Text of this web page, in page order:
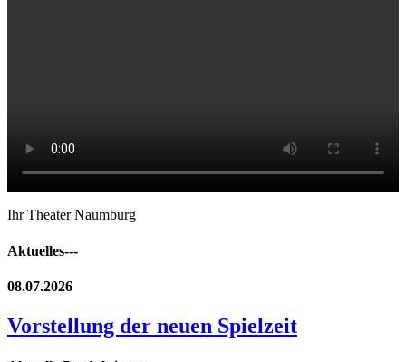
Ihr Theater Naumburg
Aktuelles---
08.07.2026
Vorstellung der neuen Spielzeit